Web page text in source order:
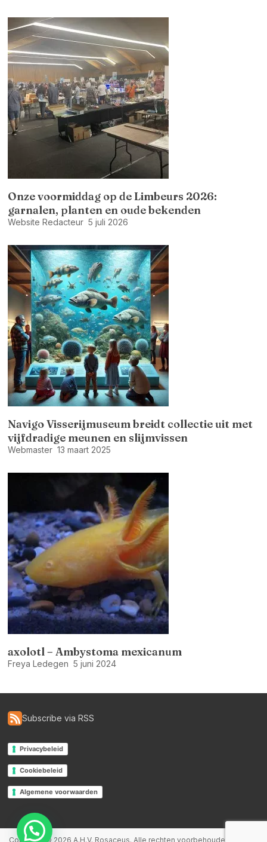
Onze voormiddag op de Limbeurs 2026:
garnalen, planten en oude bekenden
Website Redacteur 5 juli 2026
Navigo Visserijmuseum breidt collectie uit met
vijfdradige meunen en slijmvissen
Webmaster 13 maart 2025
axolotl – Ambystoma mexicanum
Freya Ledegen 5 juni 2024
Subscribe via RSS
Privacybeleid
Cookiebeleid
Algemene voorwaarden
Copyright © 2026 A.H.V. Rosaceus. Alle rechten voorbehouden. Thema